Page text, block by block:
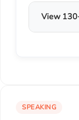
View
SPEAKING